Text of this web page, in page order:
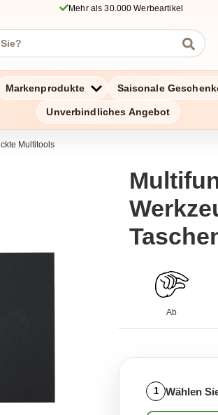
Mehr als 30.000 Werbeartikel
Markenprodukte Saisonale
Unverbindliches Angebot
Multitools
Ab
1 Wählen